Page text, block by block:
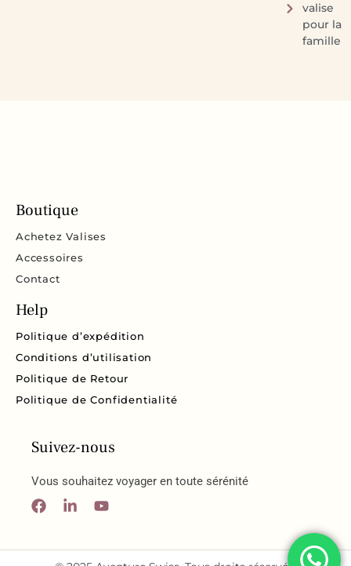
valise
pour la
famille
Boutique
Achetez Valises
Accessoires
Contact
Help
Politique d’expédition
Conditions d’utilisation
Politique de Retour
Politique de Confidentialité
Suivez-nous
Vous souhaitez voyager en toute sérénité